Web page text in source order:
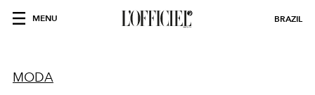
MENU BRAZIL
MODA